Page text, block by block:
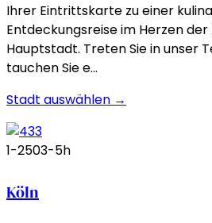
Ihrer Eintrittskarte zu einer
Entdeckungsreise im Herzen
Hauptstadt. Treten Sie in unser
tauchen Sie e…
Stadt auswählen →
1-2503-5h
Köln